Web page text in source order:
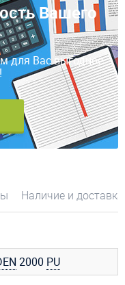
Вашего
для Вас выгодное
Наличие и доставка
2000 PU